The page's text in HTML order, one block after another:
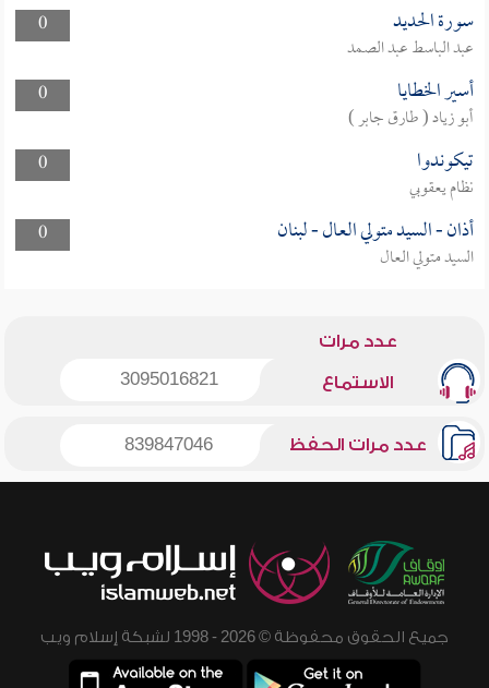
0
سورة الحديد
عبد الباسط عبد الصمد
0
أسير الخطايا
أبو زياد ( طارق جابر )
0
تيكوندوا
نظام يعقوبي
0
أذان - السيد متولي العال - لبنان
السيد متولي العال
عدد مرات
الاستماع 3095016821
عدد مرات الحفظ 839847046
جميع الحقوق محفوظة © 2026 - 1998 لشبكة إسلام ويب